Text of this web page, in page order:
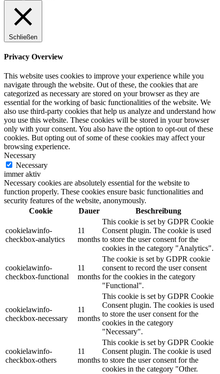
Schließen
Privacy Overview
This website uses cookies to improve your experience while you
navigate through the website. Out of these, the cookies that are
categorized as necessary are stored on your browser as they are
essential for the working of basic functionalities of the website. We
also use third-party cookies that help us analyze and understand how
you use this website. These cookies will be stored in your browser
only with your consent. You also have the option to opt-out of these
cookies. But opting out of some of these cookies may affect your
browsing experience.
Necessary
Necessary
immer aktiv
Necessary cookies are absolutely essential for the website to
function properly. These cookies ensure basic functionalities and
security features of the website, anonymously.
Cookie
Dauer Beschreibung
cookielawinfo-
checkbox-analytics
11
months
This cookie is set by GDPR Cookie
Consent plugin. The cookie is used
to store the user consent for the
cookies in the category "Analytics".
cookielawinfo-
checkbox-functional
11
months
The cookie is set by GDPR cookie
consent to record the user consent
for the cookies in the category
"Functional".
cookielawinfo-
checkbox-necessary
11
months
This cookie is set by GDPR Cookie
Consent plugin. The cookies is used
to store the user consent for the
cookies in the category
"Necessary".
cookielawinfo-
checkbox-others
11
months
This cookie is set by GDPR Cookie
Consent plugin. The cookie is used
to store the user consent for the
cookies in the category "Other.